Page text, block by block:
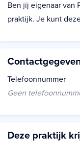
Ben jij eigenaar van
praktijk. Je kunt
Telefoonnummer
Geen
Deze praktijk